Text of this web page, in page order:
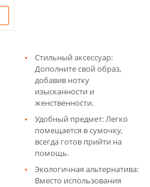
Стильный аксессуар:
Дополните свой образ,
добавив нотку
изысканности и
женственности.
Удобный предмет: Легко
помещается в сумочку,
всегда готов прийти на
помощь.
Экологичная альтернатива:
Вместо использования